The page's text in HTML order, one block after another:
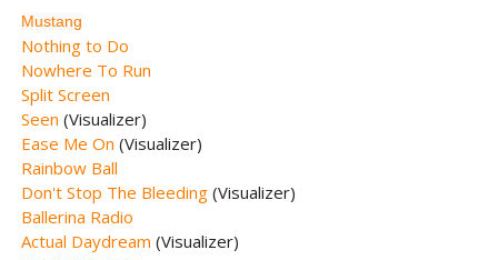
Mustang
Nothing to Do
Nowhere To Run
Split Screen
Seen (Visualizer)
Ease Me On (Visualizer)
Rainbow Ball
Don't Stop The Bleeding(Visualizer)
Ballerina Radio
Actual Daydream (Visualizer)